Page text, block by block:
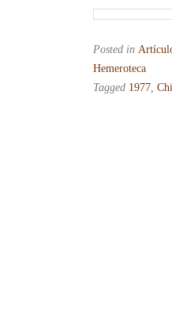
Posted in
Hemeroteca
Tagged 1977,